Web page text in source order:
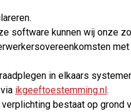
software kunnen wij onze
in elkaars
ikgeeftoestemming.nl.
bestaat op grond